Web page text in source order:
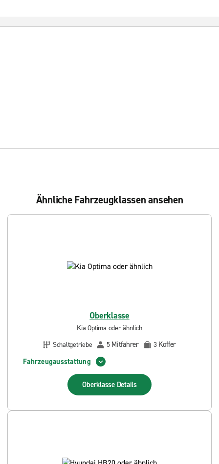
Ähnliche Fahrzeugklassen ansehen
Oberklasse
Kia Optima oder ähnlich
Schaltgetriebe
5 Mitfahrer 3 Koffer
Fahrzeugausstattung
Oberklasse Details